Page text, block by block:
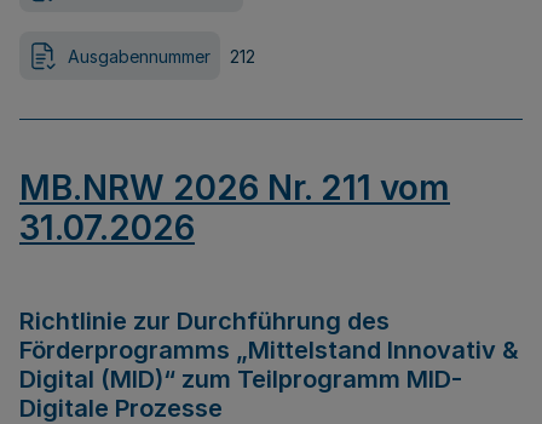
Ausgabennummer 212
MB.NRW 2026 Nr. 211 vom
31.07.2026
Richtlinie zur Durchführung des
Förderprogramms „Mittelstand Innovativ &
Digital (MID)“ zum Teilprogramm MID-
Digitale Prozesse